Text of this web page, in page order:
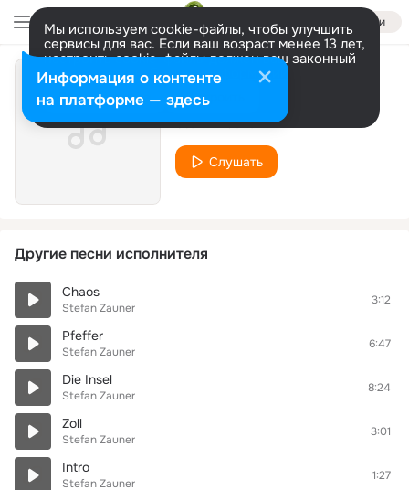
Войти
Мы используем cookie-файлы, чтобы улучшить
сервисы для вас. Если ваш возраст менее 13 лет,
настроить cookie-файлы должен ваш законный
представитель. Больше информации
Разрешить все Настроить
Martin
Stefan Zauner
Слушать
Другие песни исполнителя
Chaos
Stefan Zauner
3:12
Pfeffer
Stefan Zauner
6:47
Die Insel
Stefan Zauner
8:24
Zoll
Stefan Zauner
3:01
Intro
Stefan Zauner
1:27
Информация о контенте
на платформе — здесь